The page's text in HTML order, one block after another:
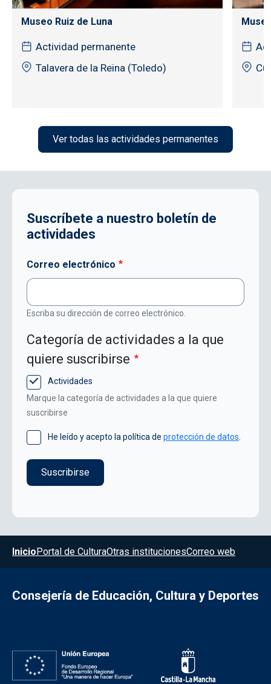
Museo Ruiz de Luna
Actividad permanente
Talavera de la Reina (Toledo)
Ver todas las actividades permanentes
Suscríbete a nuestro boletín de
actividades
Correo electrónico
Escriba su dirección de correo electrónico.
Categoría de actividades a la que
quiere suscribirse
Actividades
Marque la categoría de actividades a la que quiere
suscribirse
He leído y acepto la política de protección de datos
Menú del pie
InicioPortal de CulturaOtras institucionesCorreo web
Consejería de Educación, Cultura y Deportes